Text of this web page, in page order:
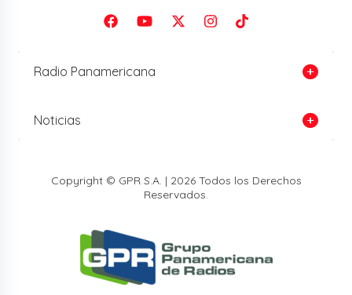
Radio Panamericana
Noticias
Copyright © GPR S.A. | 2026 Todos los Derechos
Reservados.